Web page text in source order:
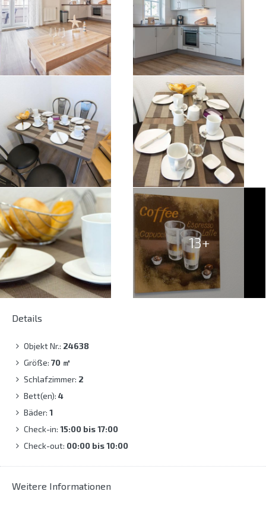
13+
Details
Objekt Nr.: 24638
Größe: 70 ㎡
Schlafzimmer: 2
Bett(en): 4
Bäder: 1
Check-in: 15:00 bis 17:00
Check-out: 00:00 bis 10:00
Weitere Informationen